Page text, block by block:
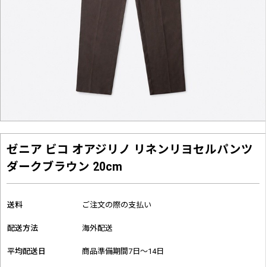
ゼニア ビコ オアジリノ リネンリヨセルパンツ
ダークブラウン 20cm
送料 ご注文の際の支払い
配送方法 海外配送
平均配送日 商品準備期間7日～14日